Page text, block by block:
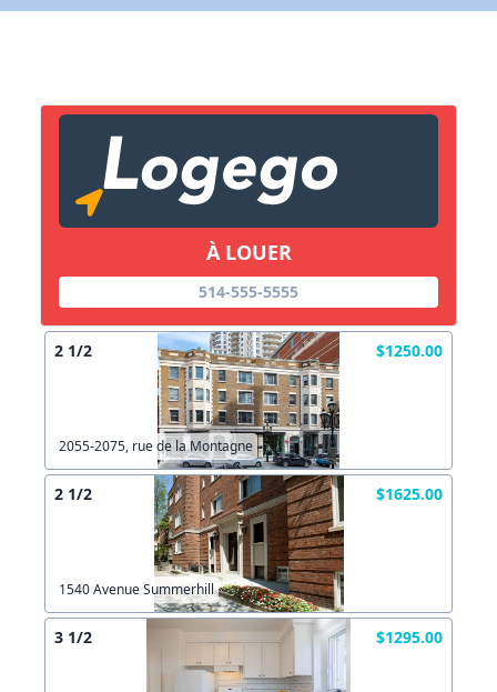
À LOUER
514-555-5555
2 1/2 $1250.00
2055-2075, rue de la Montagne
2 1/2 $1625.00
1540 Avenue Summerhill
3 1/2 $1295.00
Lien vers inscription (sera inclus dans courriel)
Copier lien
X Fermer
X Fermer